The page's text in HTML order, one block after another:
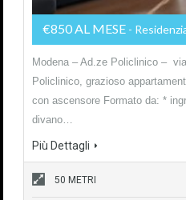
€850 AL MESE -
Modena – Ad.ze Policlinico –
Policlinico, grazioso
con ascensore Formato da: *
divano…
Più Dettagli
50 METRI